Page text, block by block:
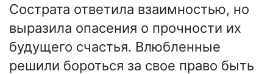
Сострата ответила взаимностью, но
выразила опасения о прочности их
будущего счастья. Влюбленные
решили бороться за свое право быть